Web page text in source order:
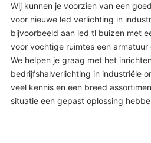
Wij kunnen je voorzien van een
voor nieuwe led verlichting in
bijvoorbeeld aan led tl buizen met
voor vochtige ruimtes een
We helpen je graag met het
bedrijfshalverlichting in industriële
veel kennis en een breed
situatie een gepast oplossing